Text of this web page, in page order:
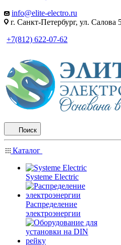
info@elite-electro.ru
г. Санкт-Петербург, ул. Салова
+7(812) 622-07-62
Поиск
Каталог
Systeme Electric
Распределение
электроэнергии